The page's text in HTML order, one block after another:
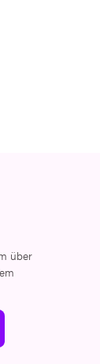
über